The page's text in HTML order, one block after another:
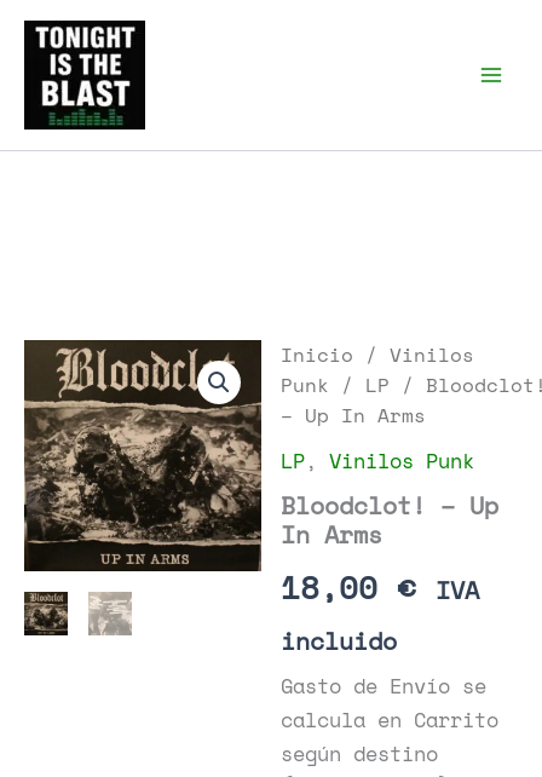
contenido
Inicio /Vinilos
Punk / LP /
– Up In Arms
LP,Vinilos Punk
Bloodclot! – Up
In Arms
18,00 € IVA
incluido
Gasto de Envío se
calcula en Carrito
según destino